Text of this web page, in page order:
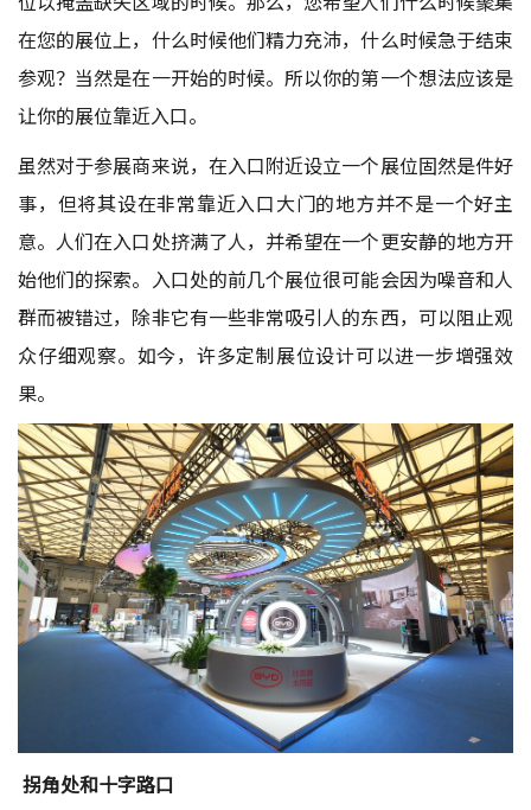
在您的展位上，什么时候他们精力充沛，什么时候急于结束
参观？当然是在一开始的时候。所以你的第一个想法应该是
让你的展位靠近入口。
虽然对于参展商来说，在入口附近设立一个展位固然是件好
事，但将其设在非常靠近入口大门的地方并不是一个好主
意。人们在入口处挤满了人，并希望在一个更安静的地方开
始他们的探索。入口处的前几个展位很可能会因为噪音和人
群而被错过，除非它有一些非常吸引人的东西，可以阻止观
众仔细观察。如今，许多定制展位设计可以进一步增强效
果。
拐角处和十字路口